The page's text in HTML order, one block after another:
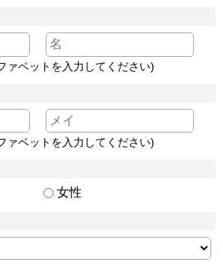
ァベットを入力してください)
ァベットを入力してください)
女性